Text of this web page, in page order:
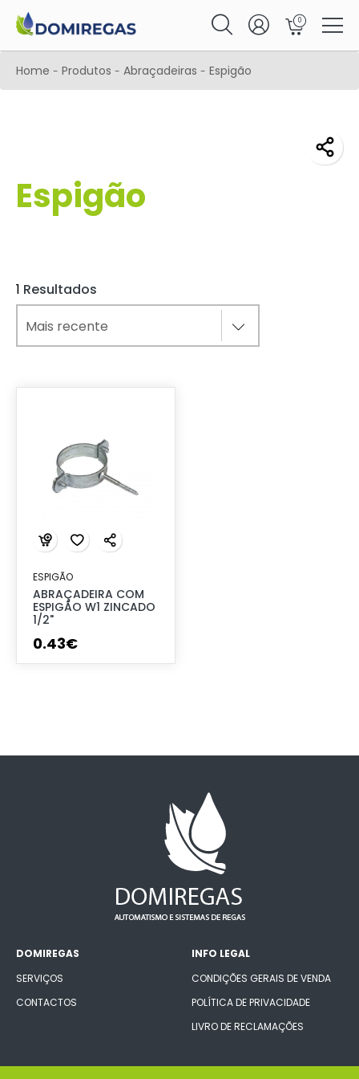
0
Home - Produtos - Abraçadeiras - Espigão
Espigão
1 Resultados
ESPIGÃO
ABRAÇADEIRA COM
ESPIGÃO W1 ZINCADO
1/2"
0.43€
DOMIREGAS
SERVIÇOS
CONTACTOS
INFO LEGAL
CONDIÇÕES GERAIS DE VENDA
POLÍTICA DE PRIVACIDADE
LIVRO DE RECLAMAÇÕES
CONECTE-SE CONNOSCO